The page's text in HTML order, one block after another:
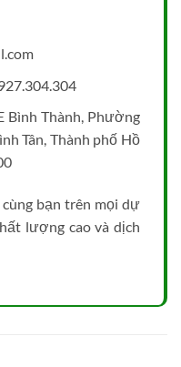
Thành, Phường
Tân, Thành phố Hồ
bạn trên mọi dự
lượng cao và dịch